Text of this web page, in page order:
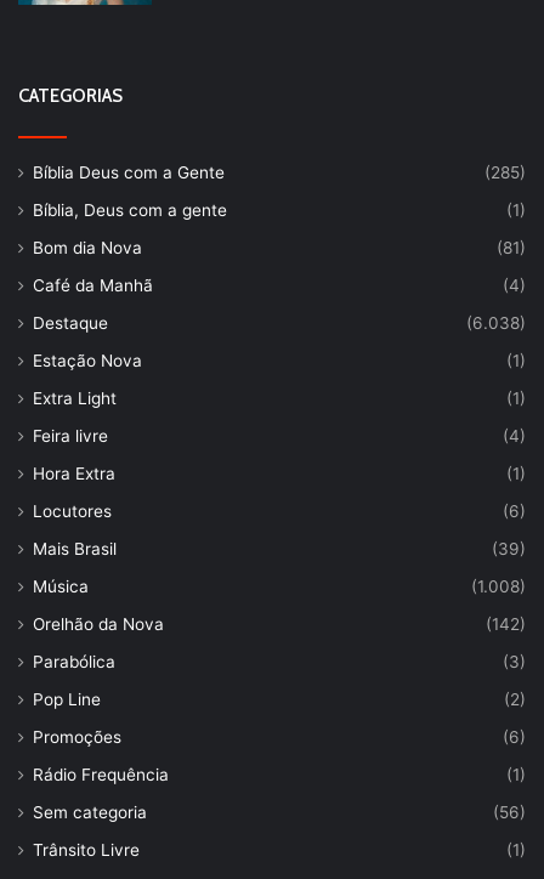
CATEGORIAS
Bíblia Deus com a Gente
(285)
Bíblia, Deus com a gente
(1)
Bom dia Nova
(81)
Café da Manhã
(4)
Destaque
(6.038)
Estação Nova
(1)
Extra Light
(1)
Feira livre
(4)
Hora Extra
(1)
Locutores
(6)
Mais Brasil
(39)
Música
(1.008)
Orelhão da Nova
(142)
Parabólica
(3)
Pop Line
(2)
Promoções
(6)
Rádio Frequência
(1)
Sem categoria
(56)
Trânsito Livre
(1)